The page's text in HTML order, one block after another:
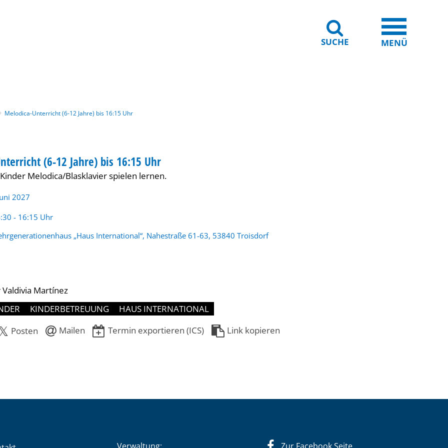
SUCHE MENÜ
Melodica-Unterricht (6-12 Jahre) bis 16:15 Uhr
(6-12 Jahre) bis 16:15 Uhr
Melodica/Blasklavier spielen lernen.
2027
- 16:15 Uhr
„Haus International“, Nahestraße 61-63, 53840 Troisdorf
Martínez
KINDERBETREUUNG
HAUS INTERNATIONAL
Posten Mailen Termin exportieren (ICS) Link kopieren